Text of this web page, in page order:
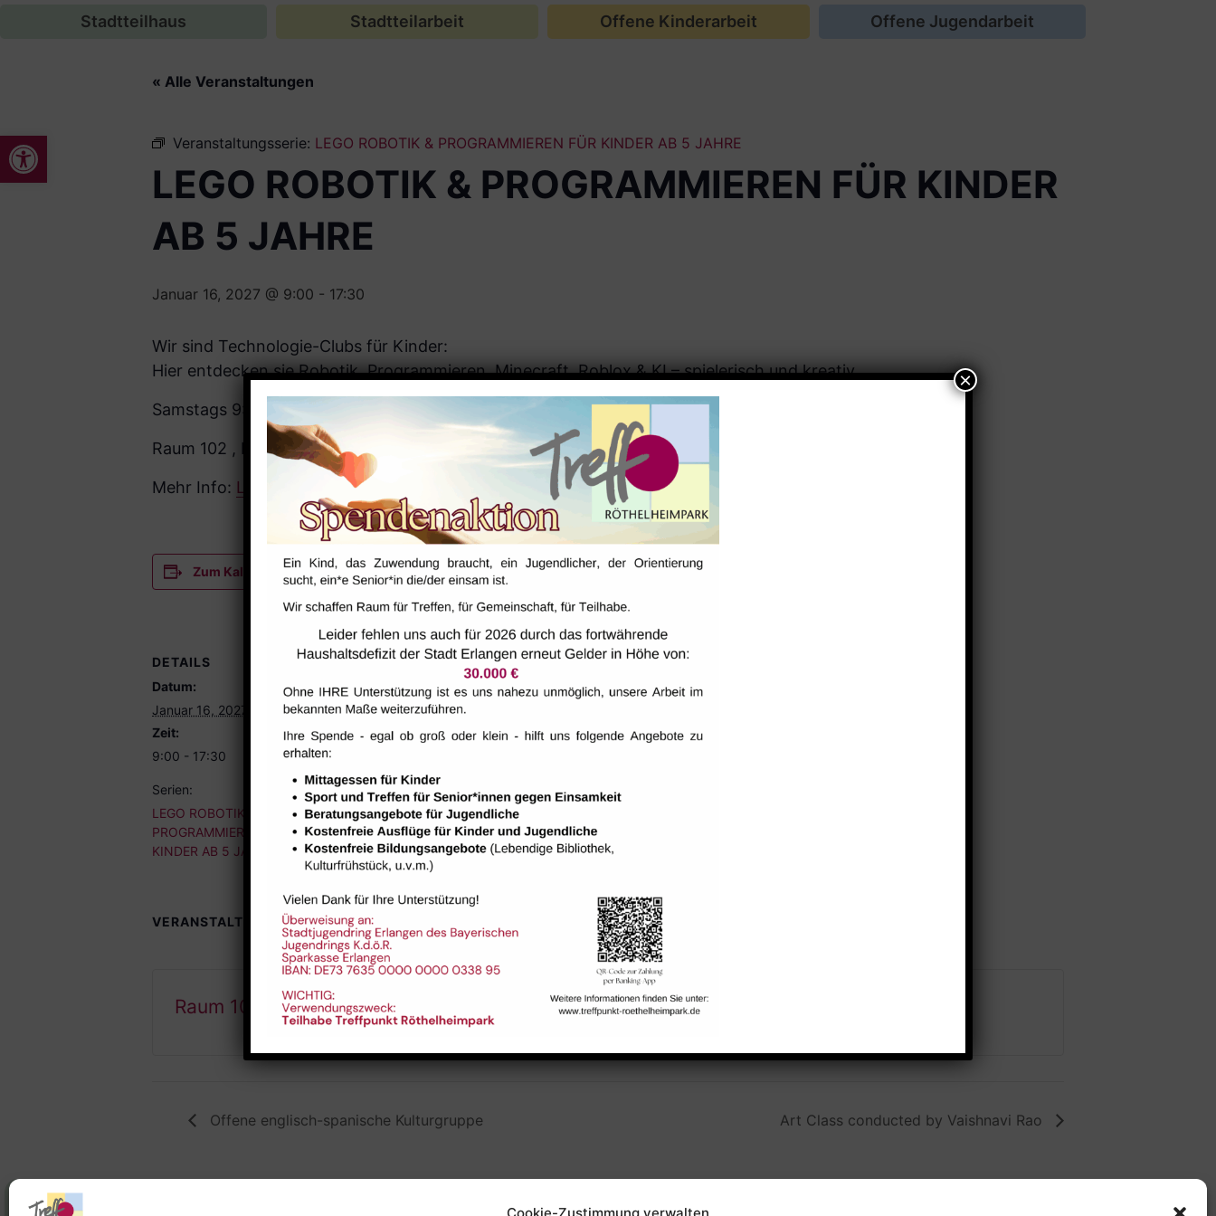
Werkzeugleiste öffnen
Stadtteilhaus Stadtteilarbeit Offene Kinderarbeit Offene Jugendarbeit
« Alle Veranstaltungen
Veranstaltungsserie: LEGO ROBOTIK & PROGRAMMIEREN FÜR KINDER AB 5 JAHRE
LEGO ROBOTIK & PROGRAMMIEREN FÜR KINDER
AB 5 JAHRE
Januar 16, 2027 @ 9:00 - 17:30
Wir sind Technologie-Clubs für Kinder:
Hier entdecken sie Robotik, Programmieren, Minecraft, Roblox & KI – spielerisch und kreativ
Samstags 9:00-17:30 Uhr
Raum 102 , Raum 113
Mehr Info: Liga der Roboter – Netzwerk №1 für Robotik Kinderclubs in Deutschland!
Zum Kalender hinzufügen
DETAILS
Datum:
Januar 16, 2027
Zeit:
9:00 - 17:30
Serien:
LEGO ROBOTIK &
PROGRAMMIEREN FÜR
KINDER AB 5 JAHRE
VERANSTALTUNGSORTE
Raum 102 Raum 113
Offene englisch-spanische Kulturgruppe Art Class conducted by Vaishnavi Rao